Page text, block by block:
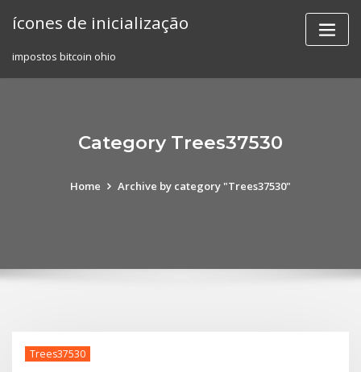
ícones de inicialização
impostos bitcoin ohio
Category Trees37530
Home Archive by category "Trees37530"
Trees37530